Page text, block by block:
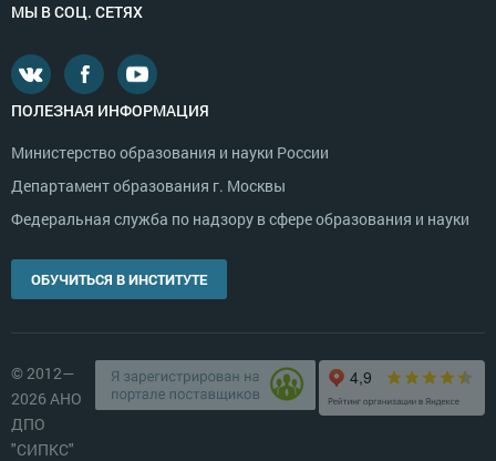
МЫ В СОЦ. СЕТЯХ
ПОЛЕЗНАЯ ИНФОРМАЦИЯ
Министерство образования и науки России
Департамент образования г. Москвы
Федеральная служба по надзору в сфере образования и науки
ОБУЧИТЬСЯ В ИНСТИТУТЕ
© 2012—
2026 АНО
ДПО
"СИПКС"